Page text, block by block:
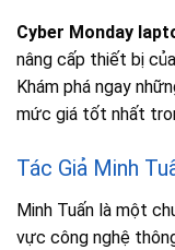
Cyber Monday
nâng cấp thiết bị
Khám phá ngay
mức giá tốt nhất
Tác Giả Minh
Minh Tuấn là một
vực công nghệ